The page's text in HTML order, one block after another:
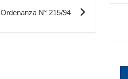
Ordenanza N° 215/94